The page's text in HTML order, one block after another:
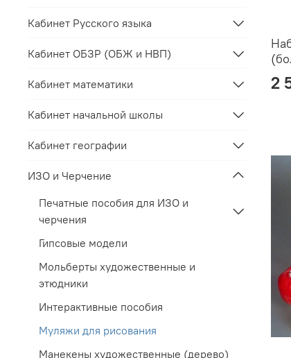
2
Кабинет Русского языка
Кабинет ОБЗР (ОБЖ и НВП)
Кабинет математики
Кабинет начальной школы
Кабинет географии
ИЗО и Черчение
Печатные пособия для ИЗО и
черчения
Гипсовые модели
Мольберты художественные и
этюдники
Интерактивные пособия
Муляжи для рисования
Манекены художественные (дерево)